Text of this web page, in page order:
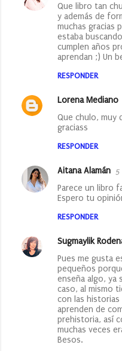
Que libro tan
y además de
muchas gracias
estaba
cumplen años
aprendan ;) Un
RESPONDER
Lorena Mediano
Que chulo, muy
graciass
RESPONDER
Aitana Alamán 5
Parece un libro
Espero tu
RESPONDER
Sugmaylik
Pues me gusta
pequeños
enseña algo, ya
caso, al mismo
con las historias
aprenden de
prehistoria, así
muchas veces
Besos.